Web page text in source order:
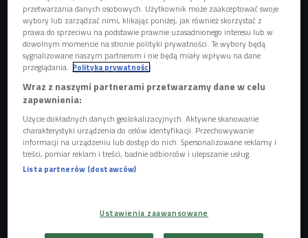
Zachód słońca nad Pałacem Sprawiedliwości w Bukareszcie
przetwarzania danych osobowych. Użytkownik może zaakceptować swoje
wybory lub zarządzać nimi, klikając poniżej, jak również skorzystać z
prawa do sprzeciwu na podstawie prawnie uzasadnionego interesu lub w
dowolnym momencie na stronie polityki prywatności. Te wybory będą
sygnalizowane naszym partnerom i nie będą miały wpływu na dane
przeglądania. Polityka prywatności
Wraz z naszymi partnerami przetwarzamy dane w celu
zapewnienia:
Użycie dokładnych danych geolokalizacyjnych. Aktywne skanowanie
charakterystyki urządzenia do celów identyfikacji. Przechowywanie
informacji na urządzeniu lub dostęp do nich. Spersonalizowane reklamy i
treści, pomiar reklam i treści, badnie odbiorców i ulepszanie usług.
Lista partnerów (dostawców)
Ustawienia zaawansowane